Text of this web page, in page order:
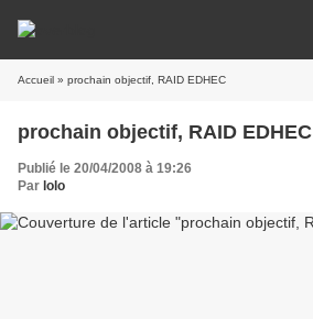
Accueil » prochain objectif, RAID EDHEC
prochain objectif, RAID EDHEC
Publié le 20/04/2008 à 19:26
Par lolo